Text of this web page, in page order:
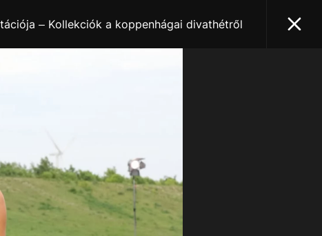
– Kollekciók a koppenhágai divathétről